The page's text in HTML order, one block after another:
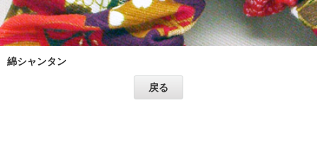
綿シャンタン
戻る